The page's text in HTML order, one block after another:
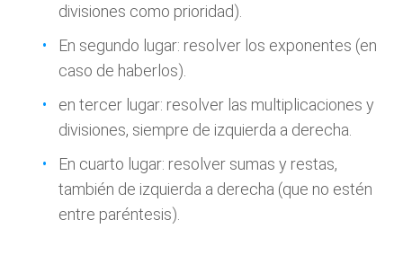
divisiones como prioridad).
En segundo lugar: resolver los exponentes (en
caso de haberlos).
en tercer lugar: resolver las multiplicaciones y
divisiones, siempre de izquierda a derecha.
En cuarto lugar: resolver sumas y restas,
también de izquierda a derecha (que no estén
entre paréntesis).